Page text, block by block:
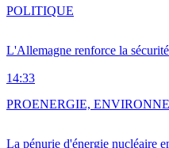
L'Allemagne renforce la
14:33
POLITIQUE
La pénurie d'énergie nucléaire
PROENERGIE,